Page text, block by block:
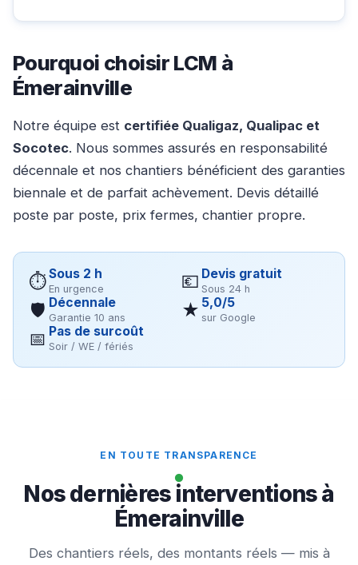
Pourquoi choisir LCM à
Émerainville
Notre équipe est certifiée Qualigaz, Qualipac et
Socotec. Nous sommes assurés en responsabilité
décennale et nos chantiers bénéficient des garanties
biennale et de parfait achèvement. Devis détaillé
poste par poste, prix fermes, chantier propre.
⏱Sous 2 h
En urgence 💶 Devis gratuit
Sous 24 h
🛡 Décennale
Garantie 10 ans ★ 5,0/5
sur Google
📅 Pas de surcoût
Soir / WE / fériés
EN TOUTE TRANSPARENCE
Nos dernières interventions à
Émerainville
Des chantiers réels, des montants réels — mis à